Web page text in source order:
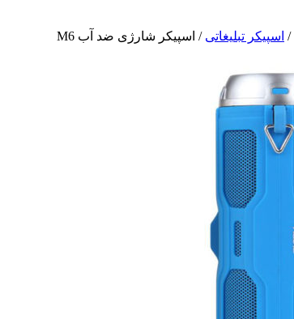
/ اسپیکر تبلیغاتی / اسپیکر شارژی ضد آب M6